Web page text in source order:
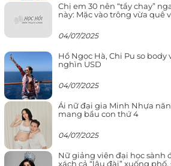
Chị em 30 nên “tẩy chay”
này: Mặc vào trông vừa quê
04/07/2025
Hồ Ngọc Hà, Chi Pu so body
nghìn USD
04/07/2025
Ái nữ đại gia Minh Nhựa
mang bầu con thứ 4
04/07/2025
Nữ giảng viên đại học sành
xách cả “lâu đài” xuống